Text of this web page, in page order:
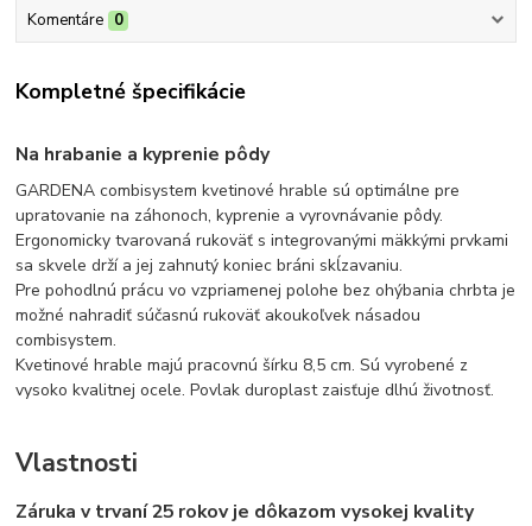
Komentáre 0
Kompletné špecifikácie
Na hrabanie a kyprenie pôdy
GARDENA combisystem kvetinové hrable sú optimálne pre
upratovanie na záhonoch, kyprenie a vyrovnávanie pôdy.
Ergonomicky tvarovaná rukoväť s integrovanými mäkkými prvkami
sa skvele drží a jej zahnutý koniec bráni skĺzavaniu.
Pre pohodlnú prácu vo vzpriamenej polohe bez ohýbania chrbta je
možné nahradiť súčasnú rukoväť akoukoľvek násadou
combisystem.
Kvetinové hrable majú pracovnú šírku 8,5 cm. Sú vyrobené z
vysoko kvalitnej ocele. Povlak duroplast zaisťuje dlhú životnosť.
Vlastnosti
Záruka v trvaní 25 rokov je dôkazom vysokej kvality